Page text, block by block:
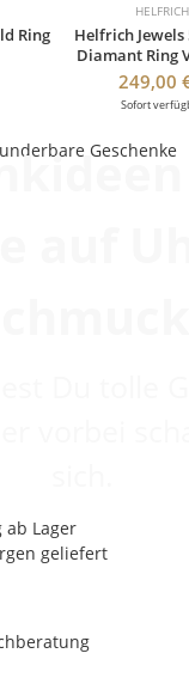
Ring
HELFRICH
Helfrich Jewels
Diamant Ring
249,00
Sofort
ab Lager
geliefert